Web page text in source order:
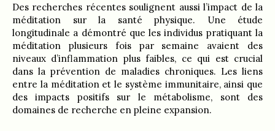
Des recherches récentes soulignent aussi l’impact de la
méditation sur la santé physique. Une étude
longitudinale a démontré que les individus pratiquant la
méditation plusieurs fois par semaine avaient des
niveaux d’inflammation plus faibles, ce qui est crucial
dans la prévention de maladies chroniques. Les liens
entre la méditation et le système immunitaire, ainsi que
des impacts positifs sur le métabolisme, sont des
domaines de recherche en pleine expansion.